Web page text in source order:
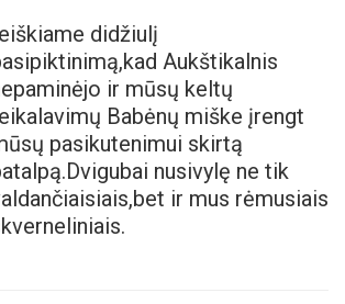
didžiulį
Aukštikalnis
ir mūsų keltų
Babėnų miške įrengt
pasikutenimui skirtą
nusivylę ne tik
ir mus rėmusiais